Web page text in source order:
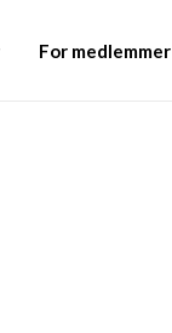
For medlemmer